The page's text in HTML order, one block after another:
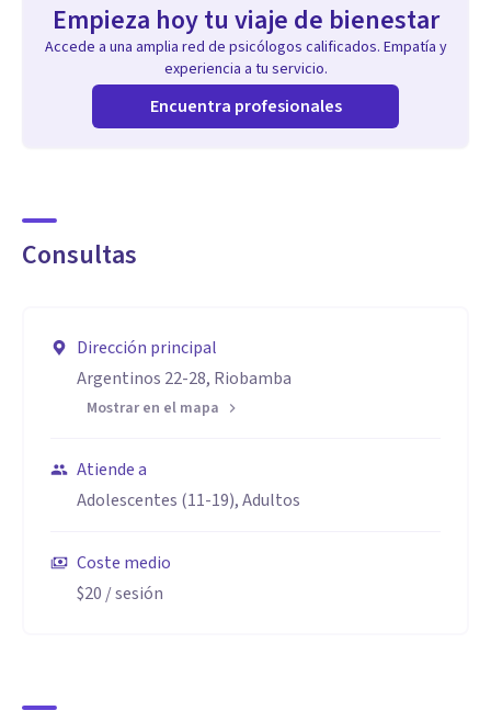
Empieza hoy tu viaje de bienestar
Accede a una amplia red de psicólogos calificados. Empatía y
experiencia a tu servicio.
Encuentra profesionales
Consultas
Dirección principal
Argentinos 22-28, Riobamba
Mostrar en el mapa
Atiende a
Adolescentes (11-19), Adultos
Coste medio
$20 / sesión